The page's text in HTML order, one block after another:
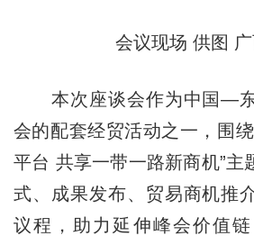
会议现场 供图 广
本次座谈会作为中国—东
会的配套经贸活动之一，围
平台 共享一带一路新商机”主
式、成果发布、贸易商机推
议程，助力延伸峰会价值